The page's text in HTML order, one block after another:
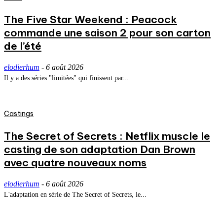
The Five Star Weekend : Peacock
commande une saison 2 pour son carton
de l’été
elodierhum - 6 août 2026
Il y a des séries "limitées" qui finissent par...
Castings
The Secret of Secrets : Netflix muscle le
casting de son adaptation Dan Brown
avec quatre nouveaux noms
elodierhum - 6 août 2026
L'adaptation en série de The Secret of Secrets, le...